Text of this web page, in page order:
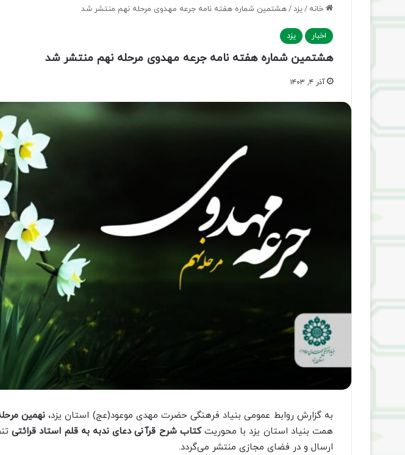
خانه /یزد/هشتمین شماره هفته‌ نامه جرعه مهدوی مرحله نهم منتشر شد
اخبار یزد
هشتمین شماره هفته‌ نامه جرعه مهدوی مرحله نهم منتشر شد
آذر ۴, ۱۴۰۳
به گزارش روابط عمومی بنیاد فرهنگی حضرت مهدی موعود(عج) استان یزد،نهمین
همت بنیاد استان یزد با محوریتکتاب شرح قرآنی دعای ندبه به قلم استاد قرائتی
ارسال و در فضای مجازی منتشر می‌گردد.